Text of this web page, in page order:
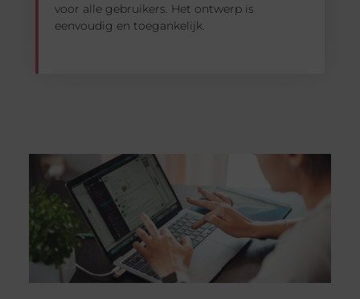
voor alle gebruikers. Het ontwerp is
eenvoudig en toegankelijk.